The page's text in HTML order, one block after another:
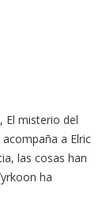
El misterio del
a Elric
las cosas han
ha